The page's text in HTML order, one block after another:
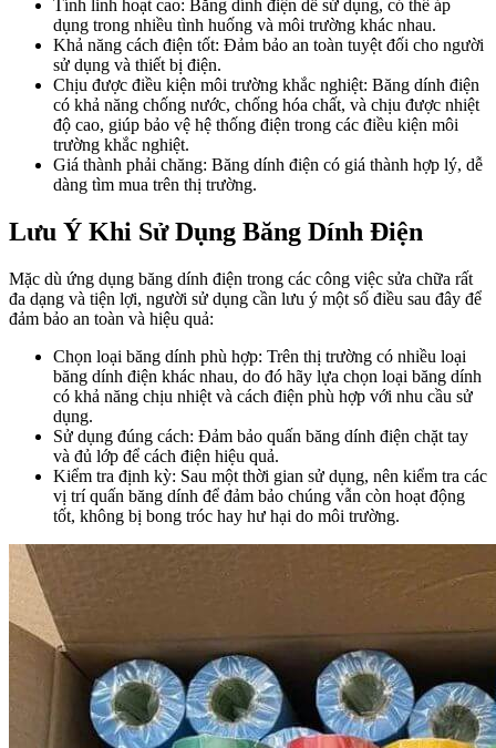
Tính linh hoạt cao: Băng dính điện dễ sử dụng, có thể áp
dụng trong nhiều tình huống và môi trường khác nhau.
Khả năng cách điện tốt: Đảm bảo an toàn tuyệt đối cho người
sử dụng và thiết bị điện.
Chịu được điều kiện môi trường khắc nghiệt: Băng dính điện
có khả năng chống nước, chống hóa chất, và chịu được nhiệt
độ cao, giúp bảo vệ hệ thống điện trong các điều kiện môi
trường khắc nghiệt.
Giá thành phải chăng: Băng dính điện có giá thành hợp lý, dễ
dàng tìm mua trên thị trường.
Lưu Ý Khi Sử Dụng Băng Dính Điện
Mặc dù ứng dụng băng dính điện trong các công việc sửa chữa rất
đa dạng và tiện lợi, người sử dụng cần lưu ý một số điều sau đây để
đảm bảo an toàn và hiệu quả:
Chọn loại băng dính phù hợp: Trên thị trường có nhiều loại
băng dính điện khác nhau, do đó hãy lựa chọn loại băng dính
có khả năng chịu nhiệt và cách điện phù hợp với nhu cầu sử
dụng.
Sử dụng đúng cách: Đảm bảo quấn băng dính điện chặt tay
và đủ lớp để cách điện hiệu quả.
Kiểm tra định kỳ: Sau một thời gian sử dụng, nên kiểm tra các
vị trí quấn băng dính để đảm bảo chúng vẫn còn hoạt động
tốt, không bị bong tróc hay hư hại do môi trường.